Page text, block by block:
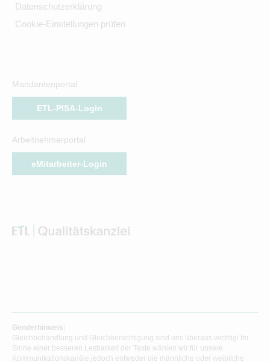
Datenschutzerklärung
Cookie-Einstellungen prüfen
Mandantenportal
ETL-PISA-Login
Arbeitnehmerportal
eMitarbeiter-Login
Genderhinweis:
Gleichbehandlung und Gleichberechtigung sind uns überaus wichtig! Im
Sinne einer besseren Lesbarkeit der Texte wählen wir für unsere
Kommunikationskanäle jedoch entweder die männliche oder weibliche